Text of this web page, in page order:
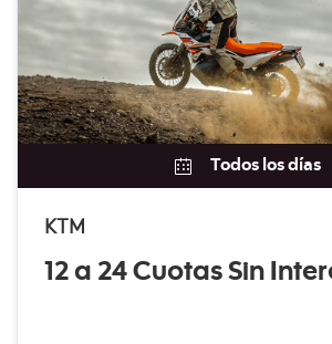
Todos los días
KTM
12 a 24 Cuotas Sin